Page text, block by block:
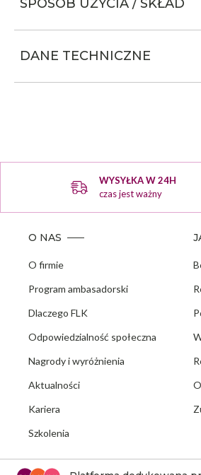
SPOSÓB UŻYCIA / SKŁAD
DANE TECHNICZNE
WYSYŁKA W 24H
czas jest ważny
O NAS
O firmie
Program ambasadorski
Dlaczego FLK
Odpowiedzialność społeczna
Nagrody i wyróżnienia
Aktualności
Kariera
Szkolenia